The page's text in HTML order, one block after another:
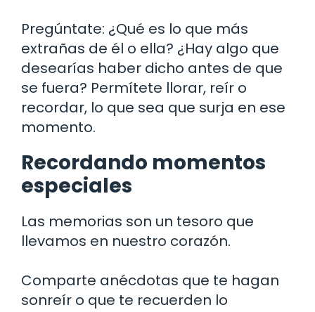
Pregúntate: ¿Qué es lo que más
extrañas de él o ella? ¿Hay algo que
desearías haber dicho antes de que
se fuera? Permítete llorar, reír o
recordar, lo que sea que surja en ese
momento.
Recordando momentos
especiales
Las memorias son un tesoro que
llevamos en nuestro corazón.
Comparte anécdotas que te hagan
sonreír o que te recuerden lo